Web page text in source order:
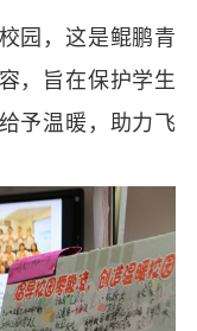
园，这是鲲鹏青
，旨在保护学生
予温暖，助力飞